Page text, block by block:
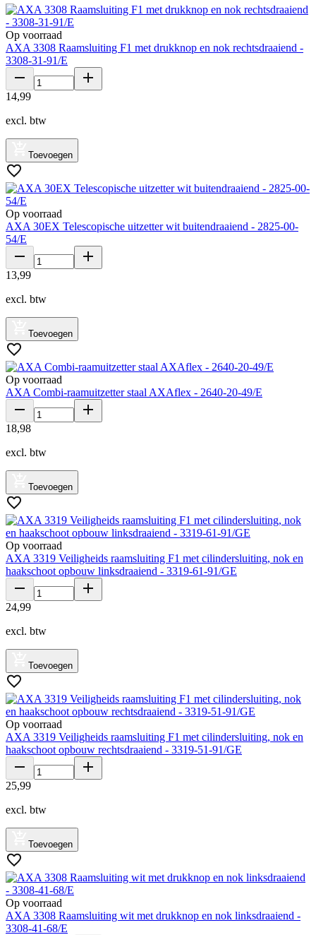
Op voorraad
AXA 3308 Raamsluiting F1 met drukknop en nok rechtsdraaiend -
3308-31-91/E
14,99
excl. btw
Toevoegen
Op voorraad
AXA 30EX Telescopische uitzetter wit buitendraaiend - 2825-00-
54/E
13,99
excl. btw
Toevoegen
Op voorraad
AXA Combi-raamuitzetter staal AXAflex - 2640-20-49/E
18,98
excl. btw
Toevoegen
Op voorraad
AXA 3319 Veiligheids raamsluiting F1 met cilindersluiting, nok en
haakschoot opbouw linksdraaiend - 3319-61-91/GE
24,99
excl. btw
Toevoegen
Op voorraad
AXA 3319 Veiligheids raamsluiting F1 met cilindersluiting, nok en
haakschoot opbouw rechtsdraaiend - 3319-51-91/GE
25,99
excl. btw
Toevoegen
Op voorraad
AXA 3308 Raamsluiting wit met drukknop en nok linksdraaiend -
3308-41-68/E